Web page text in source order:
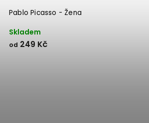
Pablo Picasso - Žena
Skladem
od 249 Kč